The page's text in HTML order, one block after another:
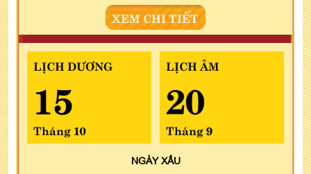
XEM CHI TIẾT
LỊCH DƯƠNG
15
Tháng 10
LỊCH ÂM
20
Tháng 9
NGÀYXẤU